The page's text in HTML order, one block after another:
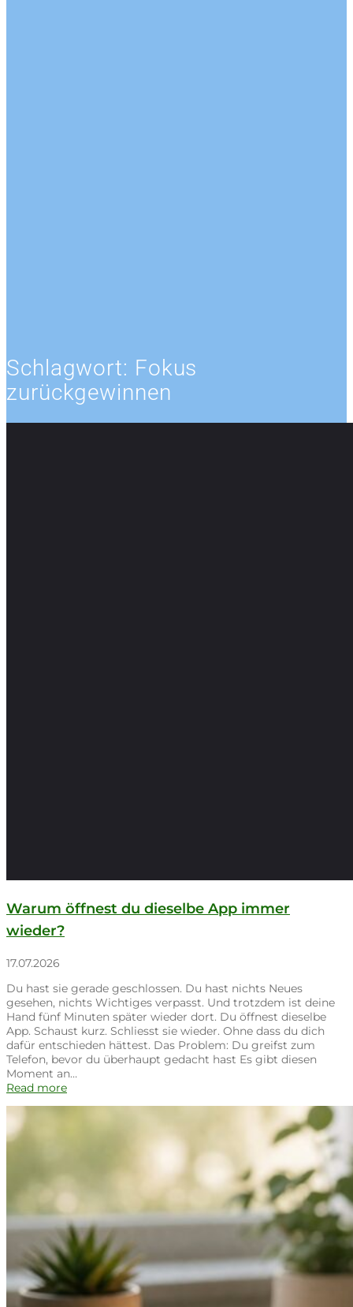
Schlagwort: Fokus
zurückgewinnen
Warum öffnest du dieselbe App immer
wieder?
17.07.2026
Du hast sie gerade geschlossen. Du hast nichts Neues
gesehen, nichts Wichtiges verpasst. Und trotzdem ist deine
Hand fünf Minuten später wieder dort. Du öffnest dieselbe
App. Schaust kurz. Schliesst sie wieder. Ohne dass du dich
dafür entschieden hättest. Das Problem: Du greifst zum
Telefon, bevor du überhaupt gedacht hast Es gibt diesen
Moment an…
Read more